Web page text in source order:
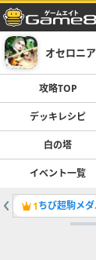
オセロニ
攻略TOP
デッキレシピ
白の塔
イベント一覧
1ちび超駒メ